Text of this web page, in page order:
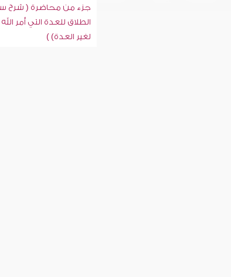
جزء من محاضرة ( شرح
الطلاق للعدة التي أمر
لغير العدة) )